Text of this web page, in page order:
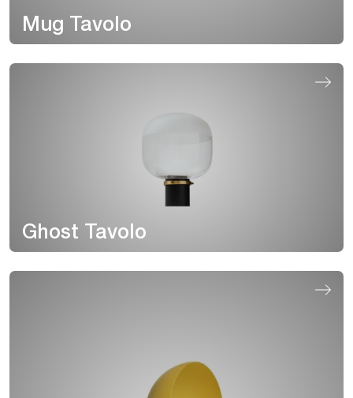
Mug Tavolo
Ghost Tavolo